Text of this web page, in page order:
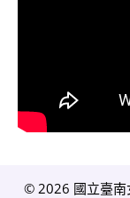
© 2026 國立臺南